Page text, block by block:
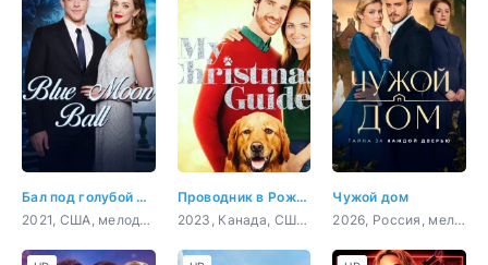
Бал под голубой луной
2021, США, мелодрама
Проводник в Рождество
2023, Канада, США, мелодрама
Чужой дом
2026, Россия, мелодрама